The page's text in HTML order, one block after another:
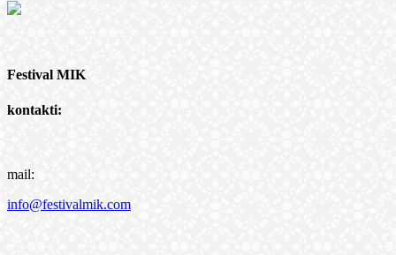
Festival MIK
kontakti:
mail:
info@festivalmik.com